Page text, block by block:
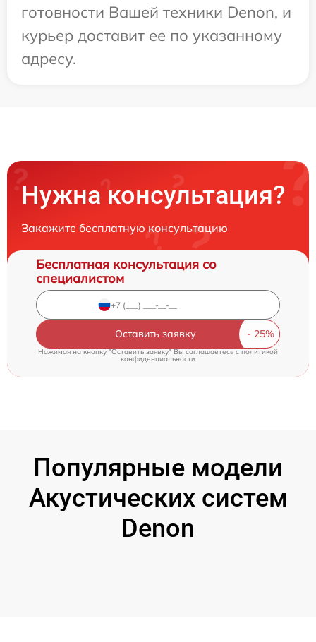
готовности Вашей техники Denon, и
курьер доставит ее по указанному
адресу.
Нужна консультация?
Закажите бесплатную консультацию
Бесплатная консультация со
специалистом
Оставить заявку
Нажимая на кнопку "Оставить заявку" Вы соглашаетесь c политикой
конфиденциальности
Популярные модели
Акустических систем
Denon